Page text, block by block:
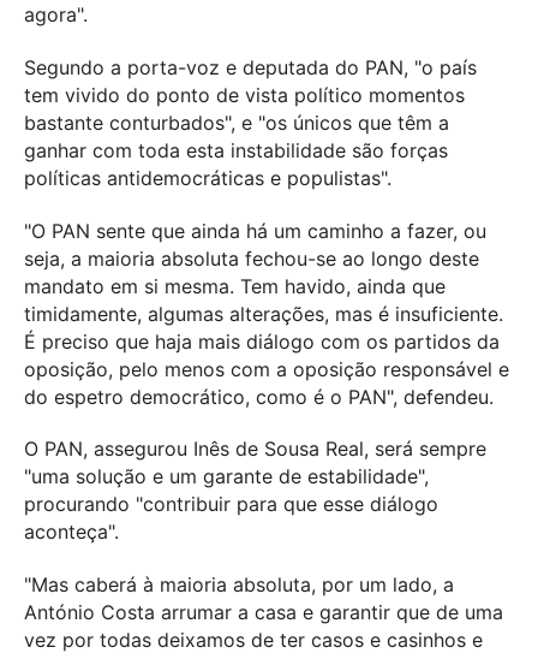
agora".
Segundo a porta-voz e deputada do PAN, "o país
tem vivido do ponto de vista político momentos
bastante conturbados", e "os únicos que têm a
ganhar com toda esta instabilidade são forças
políticas antidemocráticas e populistas".
"O PAN sente que ainda há um caminho a fazer, ou
seja, a maioria absoluta fechou-se ao longo deste
mandato em si mesma. Tem havido, ainda que
timidamente, algumas alterações, mas é insuficiente.
É preciso que haja mais diálogo com os partidos da
oposição, pelo menos com a oposição responsável e
do espetro democrático, como é o PAN", defendeu.
O PAN, assegurou Inês de Sousa Real, será sempre
"uma solução e um garante de estabilidade",
procurando "contribuir para que esse diálogo
aconteça".
"Mas caberá à maioria absoluta, por um lado, a
António Costa arrumar a casa e garantir que de uma
vez por todas deixamos de ter casos e casinhos e